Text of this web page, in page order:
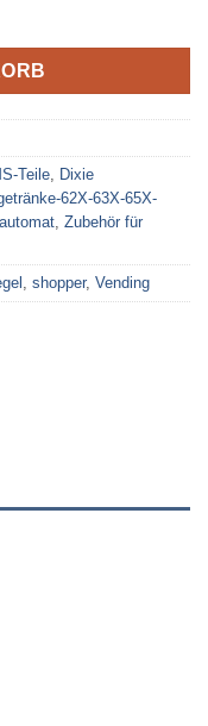
Teile Dixie
62X-63X-65X-
Zubehör für
shopper, Vending